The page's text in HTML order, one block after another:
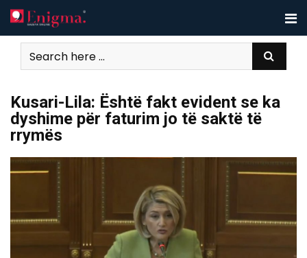
Skip
to
content
Kusari-Lila: Është fakt evident se ka
dyshime për faturim jo të saktë të
rrymës